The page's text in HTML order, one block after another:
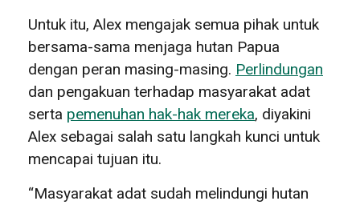
Untuk itu, Alex mengajak semua pihak untuk
bersama-sama menjaga hutan Papua
dengan peran masing-masing. Perlindungan
dan pengakuan terhadap masyarakat adat
serta pemenuhan hak-hak mereka, diyakini
Alex sebagai salah satu langkah kunci untuk
mencapai tujuan itu.
“Masyarakat adat sudah melindungi hutan